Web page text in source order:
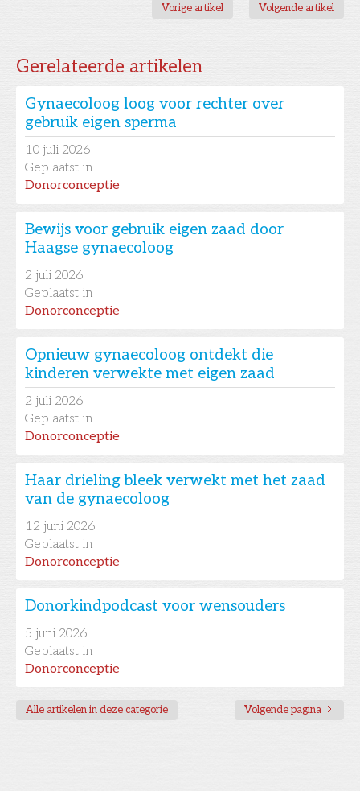
Vorige artikel Volgende artikel
Gerelateerde artikelen
Gynaecoloog loog voor rechter over
gebruik eigen sperma
10 juli 2026
Geplaatst in
Donorconceptie
Bewijs voor gebruik eigen zaad door
Haagse gynaecoloog
2 juli 2026
Geplaatst in
Donorconceptie
Opnieuw gynaecoloog ontdekt die
kinderen verwekte met eigen zaad
2 juli 2026
Geplaatst in
Donorconceptie
Haar drieling bleek verwekt met het zaad
van de gynaecoloog
12 juni 2026
Geplaatst in
Donorconceptie
Donorkindpodcast voor wensouders
5 juni 2026
Geplaatst in
Donorconceptie
Alle artikelen in deze categorie Volgende pagina